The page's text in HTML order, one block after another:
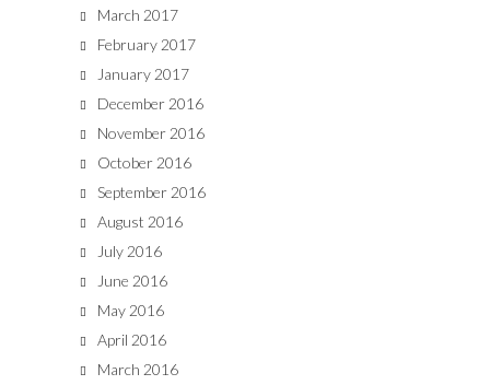
March 2017
February 2017
January 2017
December 2016
November 2016
October 2016
September 2016
August 2016
July 2016
June 2016
May 2016
April 2016
March 2016